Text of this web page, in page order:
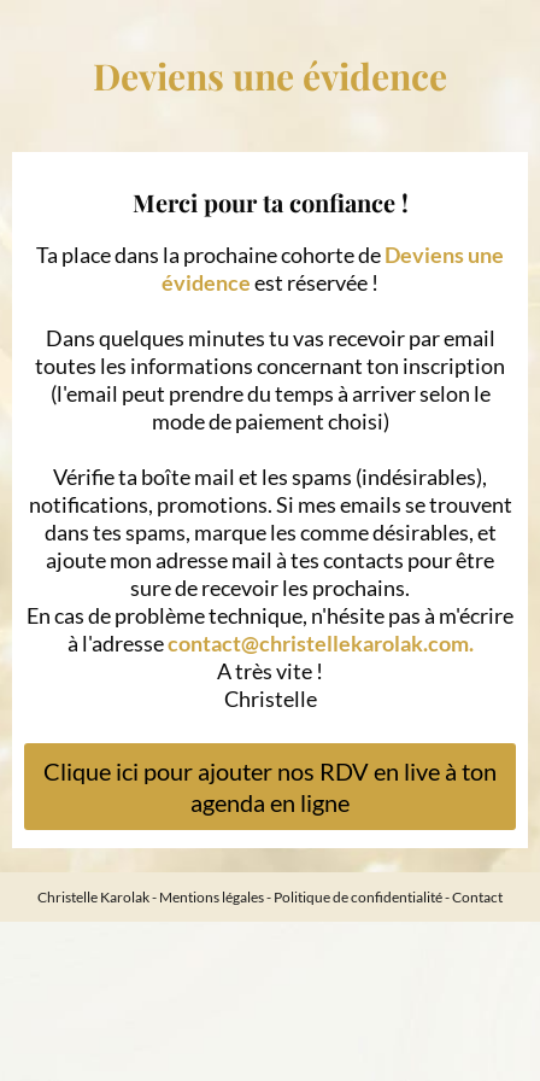
Deviens une évidence
Merci pour ta confiance !
Ta place dans la prochaine cohorte deDeviens une
évidenceest réservée !
Dans quelques minutes tu vas recevoir par email
toutes les informations concernant ton inscription
(l'email peut prendre du temps à arriver selon le
mode de paiement choisi)
Vérifie ta boîte mail et les spams (indésirables),
notifications, promotions. Si mes emails se trouvent
dans tes spams, marque les comme désirables, et
ajoute mon adresse mail à tes contacts pour être
sure de recevoir les prochains.
En cas de problème technique, n'hésite pas à m'écrire
à l'adressecontact@christellekarolak.com.
A très vite !
Christelle
Clique ici pour ajouter nos RDV en live à ton
agenda en ligne
Christelle Karolak - Mentions légales- Politique de confidentialité-Contact